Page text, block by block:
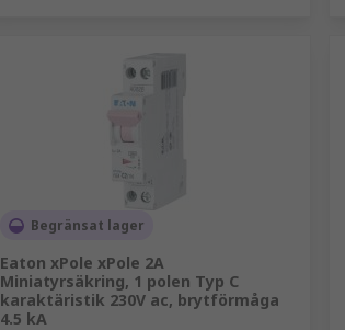
Begränsat lager
Eaton xPole xPole 2A
Miniatyrsäkring, 1 polen Typ C
karaktäristik 230V ac, brytförmåga
4.5 kA